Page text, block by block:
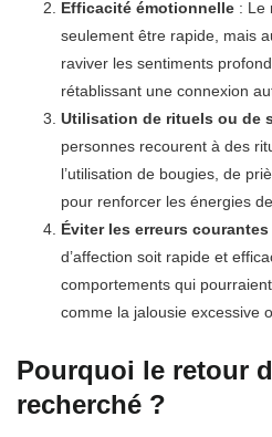
Efficacité émotionnelle : Le
seulement être rapide, mais
raviver les sentiments
rétablissant une connexion
Utilisation de rituels ou de
personnes recourent à des
l’utilisation de bougies, de
pour renforcer les énergies
Éviter les erreurs courantes
d’affection soit rapide et
comportements qui
comme la jalousie excessive
Pourquoi le retour
recherché ?